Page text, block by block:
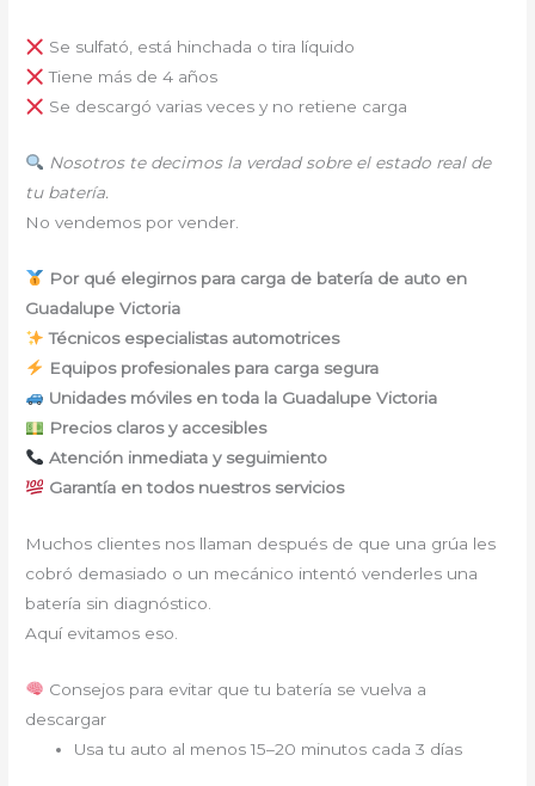
Se sulfató, está hinchada o tira líquido
Tiene más de 4 años
Se descargó varias veces y no retiene carga
Nosotros te decimos la verdad sobre el estado real de
tu batería.
No vendemos por vender.
Por qué elegirnos para carga de batería de auto en
Guadalupe Victoria
Técnicos especialistas automotrices
Equipos profesionales para carga segura
Unidades móviles en toda la Guadalupe Victoria
Precios claros y accesibles
Atención inmediata y seguimiento
Garantía en todos nuestros servicios
Muchos clientes nos llaman después de que una grúa les
cobró demasiado o un mecánico intentó venderles una
batería sin diagnóstico.
Aquí evitamos eso.
Consejos para evitar que tu batería se vuelva a
descargar
Usa tu auto al menos 15–20 minutos cada 3 días